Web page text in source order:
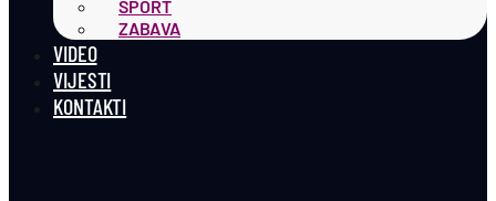
SPORT
ZABAVA
VIDEO
VIJESTI
KONTAKTI